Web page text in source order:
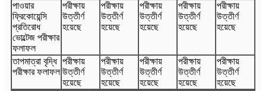
পাওয়ার
ফ্রিকোয়েন্সি
প্রতিরোধ
ভোল্টেজ পরীক্ষার
ফলাফল
পরীক্ষায়
উত্তীর্ণ
হয়েছে
পরীক্ষায়
উত্তীর্ণ
হয়েছে
পরীক্ষায়
উত্তীর্ণ
হয়েছে
পরীক্ষায়
উত্তীর্ণ
হয়েছে
পরীক্ষায়
উত্তীর্ণ
হয়েছে
তাপমাত্রা বৃদ্ধি
পরীক্ষার ফলাফল
পরীক্ষায়
উত্তীর্ণ
হয়েছে
পরীক্ষায়
উত্তীর্ণ
হয়েছে
পরীক্ষায়
উত্তীর্ণ
হয়েছে
পরীক্ষায়
উত্তীর্ণ
হয়েছে
পরীক্ষায়
উত্তীর্ণ
হয়েছে